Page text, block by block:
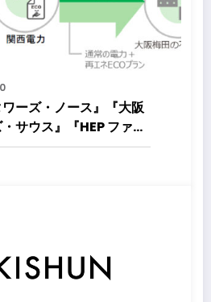
0
ワーズ・ノース』『大阪
サウス』『HEP ファイ
から「オフサイト型コ
る再生可能エネルギー